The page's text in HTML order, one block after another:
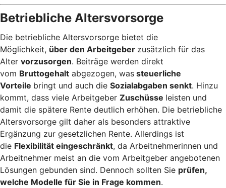
Betriebliche Altersvorsorge
Die betriebliche Altersvorsorge bietet die
Möglichkeit, über den Arbeitgeber zusätzlich für das
Alter vorzusorgen. Beiträge werden direkt
vom Bruttogehalt abgezogen, was steuerliche
Vorteile bringt und auch die Sozialabgaben senkt. Hinzu
kommt, dass viele Arbeitgeber Zuschüsse leisten und
damit die spätere Rente deutlich erhöhen. Die betriebliche
Altersvorsorge gilt daher als besonders attraktive
Ergänzung zur gesetzlichen Rente. Allerdings ist
die Flexibilität eingeschränkt, da Arbeitnehmerinnen und
Arbeitnehmer meist an die vom Arbeitgeber angebotenen
Lösungen gebunden sind. Dennoch sollten Sie prüfen,
welche Modelle für Sie in Frage kommen.